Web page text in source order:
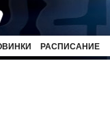
РАСПИСАНИЕ